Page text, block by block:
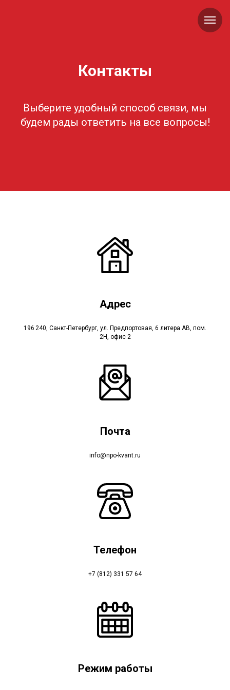
Контакты
Выберите удобный способ связи, мы
будем рады ответить на все вопросы!
Адрес
196 240, Санкт-Петербург, ул. Предпортовая, 6 литера АВ, пом.
2Н, офис 2
Почта
info@npo-kvant.ru
Телефон
+7 (812) 331 57 64
Режим работы